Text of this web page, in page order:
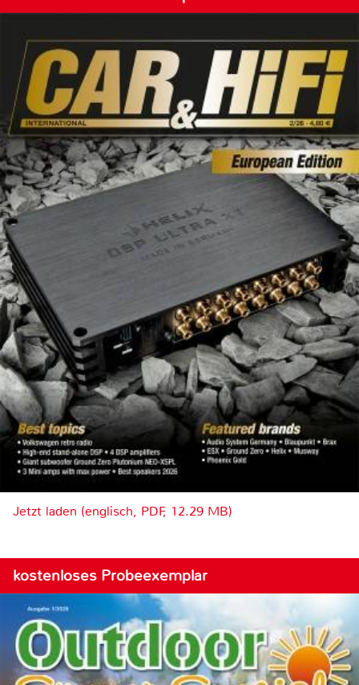
Jetzt laden (englisch, PDF, 12.29 MB)
kostenloses Probeexemplar